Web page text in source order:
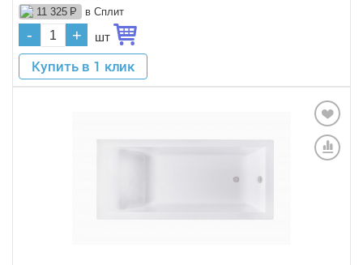
11 325 Р в Сплит
- + шт
Купить в 1 клик